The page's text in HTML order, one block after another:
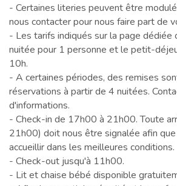
- Certaines literies peuvent être
nous contacter pour nous faire part de
- Les tarifs indiqués sur la page dédiée
nuitée pour 1 personne et le petit-
10h.
- A certaines périodes, des remises
réservations à partir de 4 nuitées.
d'informations.
- Check-in de 17h00 à 21h00. Toute
21h00) doit nous être signalée afin
accueillir dans les meilleures conditions.
- Check-out jusqu'à 11h00.
​- Lit et chaise bébé disponible